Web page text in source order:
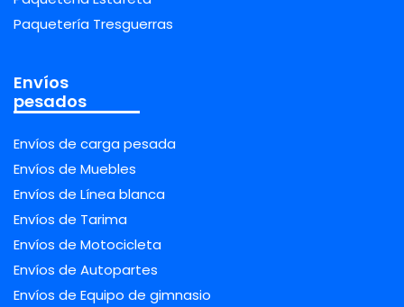
Paquetería Tresguerras
Envíos
pesados
Envíos de carga pesada
Envíos de Muebles
Envíos de Línea blanca
Envíos de Tarima
Envíos de Motocicleta
Envíos de Autopartes
Envíos de Equipo de gimnasio